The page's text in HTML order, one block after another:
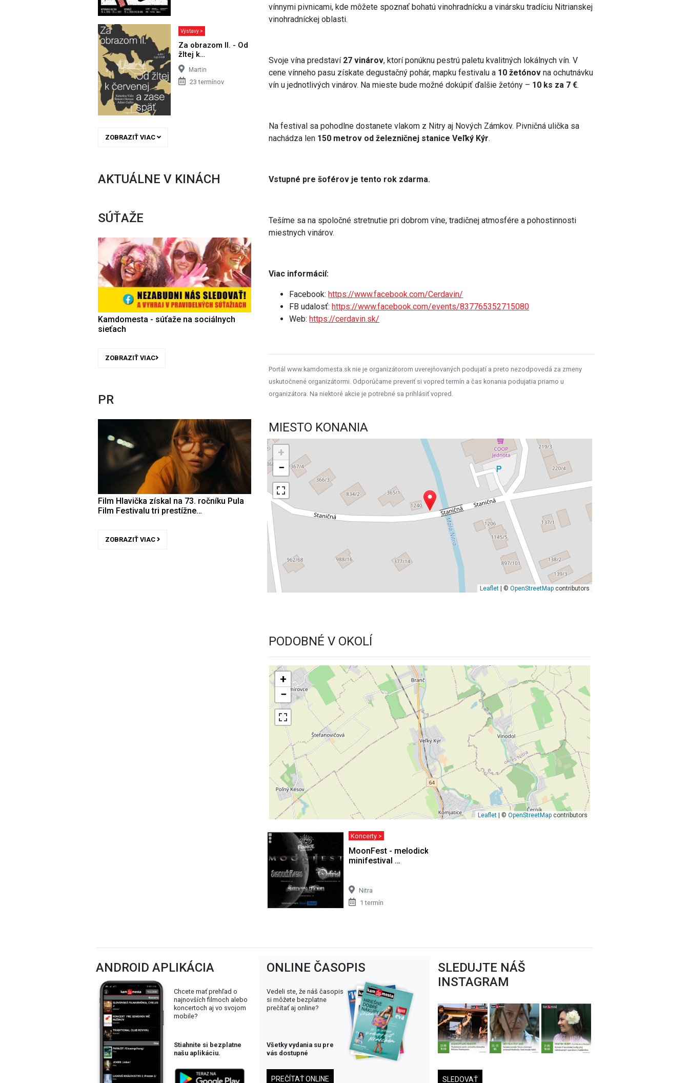
Výstavy >
Za obrazom II. - Od
žltej k…
Martin
23 termínov
ZOBRAZIŤ VIAC
AKTUÁLNE V KINÁCH
SÚŤAŽE
Kamdomesta - súťaže na sociálnych
sieťach
ZOBRAZIŤ VIAC
PR
Film Hlavička získal na 73. ročníku Pula
Film Festivalu tri prestížne…
ZOBRAZIŤ VIAC
vínnymi pivnicami, kde môžete spoznať bohatú vinohradnícku a vinársku tradíciu Nitrianskej
vinohradníckej oblasti.
Svoje vína predstaví 27 vinárov, ktorí ponúknu pestrú paletu kvalitných lokálnych vín. V
cene vínneho pasu získate degustačný pohár, mapku festivalu a 10 žetónov na ochutnávku
vín u jednotlivých vinárov. Na mieste bude možné dokúpiť ďalšie žetóny – 10 ks za 7 €.
Na festival sa pohodlne dostanete vlakom z Nitry aj Nových Zámkov. Pivničná ulička sa
nachádza len 150 metrov od železničnej stanice Veľký Kýr.
Vstupné pre šoférov je tento rok zdarma.
Tešíme sa na spoločné stretnutie pri dobrom víne, tradičnej atmosfére a pohostinnosti
miestnych vinárov.
Viac informácií:
Facebook:https://www.facebook.com/Cerdavin/
FB udalosť:https://www.facebook.com/events/837765352715080
Web:https://cerdavin.sk/
Portál www.kamdomesta.sk nie je organizátorom uverejňovaných podujatí a preto nezodpovedá za zmeny
uskutočnené organizátormi. Odporúčame preveriť si vopred termín a čas konania podujatia priamo u
organizátora. Na niektoré akcie je potrebné sa prihlásiť vopred.
MIESTO KONANIA
+
−
Leaflet| © OpenStreetMapcontributors
PODOBNÉ V OKOLÍ
+
−
Leaflet | ©OpenStreetMap contributors
Koncerty >
MoonFest - melodický metalový
minifestival …
Nitra
1 termín
ANDROID APLIKÁCIA
Chcete mať prehľad o
najnovších filmoch alebo
koncertoch aj vo svojom
mobile?
Stiahnite si bezplatne
našu aplikáciu.
ONLINE ČASOPIS
Vedeli ste, že náš časopis
si môžete bezplatne
prečítať aj online?
Všetky vydania su pre
vás dostupné
PREČÍTAŤ ONLINE
SLEDUJTE NÁŠ
INSTAGRAM
SLEDOVAŤ